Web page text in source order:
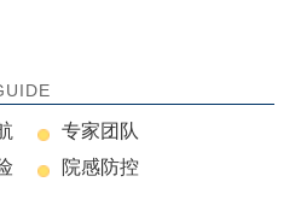
专家团队
院感防控